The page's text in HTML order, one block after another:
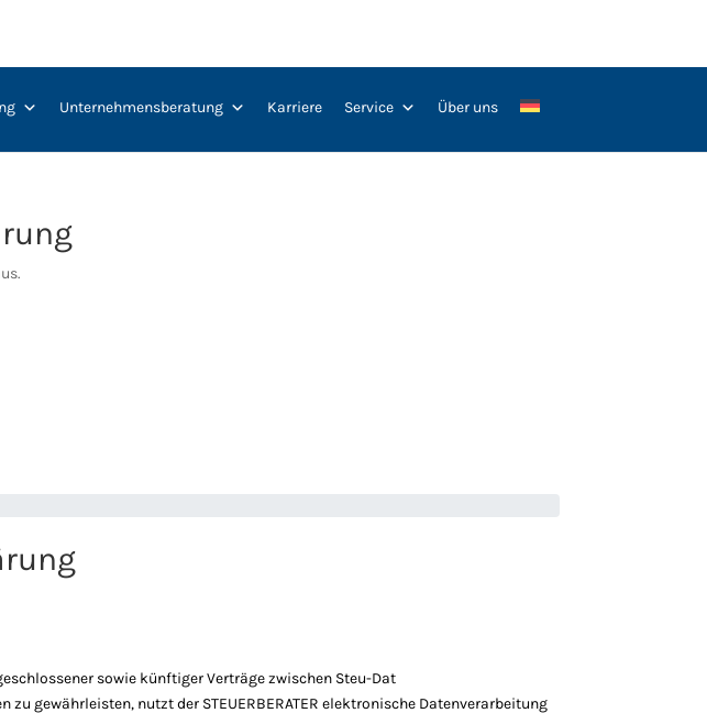
Unternehmensberatung Karriere Service Über uns
sowie künftiger Verträge zwischen Steu-Dat
zu gewährleisten, nutzt der STEUERBERATER elektronische Datenverarbeitung